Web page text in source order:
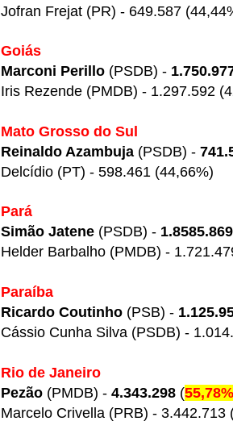
Jofran Frejat (PR) - 649.587
Goiás
Marconi Perillo (PSDB) -
Iris Rezende (PMDB) - 1.297.592
Mato Grosso do Sul
Reinaldo Azambuja (PSDB) -
Delcídio (PT) - 598.461 (44,66%)
Pará
Simão Jatene (PSDB) - 1.8585.869
Helder Barbalho (PMDB) -
Paraíba
Ricardo Coutinho (PSB) -
Cássio Cunha Silva (PSDB) -
Rio de Janeiro
Pezão (PMDB) - 4.343.298 (55,78%
Marcelo Crivella (PRB) - 3.442.713